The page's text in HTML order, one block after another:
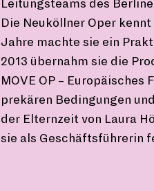
Leitungsteams des
Die Neuköllner Oper
Jahre machte sie ein
2013 übernahm sie die
MOVE OP –
prekären Bedingungen
der Elternzeit von Laura
sie als Geschäftsführerin